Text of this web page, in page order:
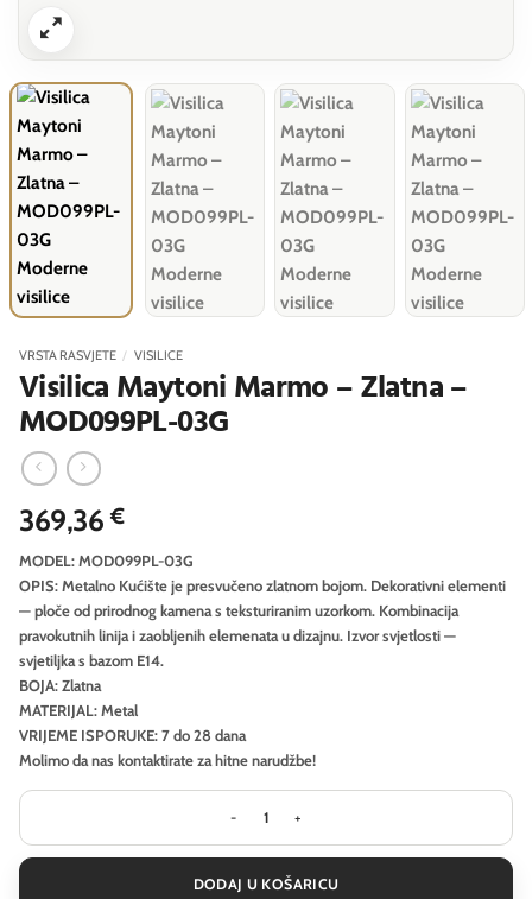
VRSTA RASVJETE / VISILICE
Visilica Maytoni Marmo – Zlatna –
MOD099PL-03G
369,36€
MODEL: MOD099PL-03G
OPIS: Metalno Kućište je presvučeno zlatnom bojom. Dekorativni elementi
— ploče od prirodnog kamena s teksturiranim uzorkom. Kombinacija
pravokutnih linija i zaobljenih elemenata u dizajnu. Izvor svjetlosti —
svjetiljka s bazom E14.
BOJA: Zlatna
MATERIJAL: Metal
VRIJEME ISPORUKE: 7 do 28 dana
Molimo da nas kontaktirate za hitne narudžbe!
Visilica Maytoni Marmo - Zlatna -
DODAJ U KOŠARICU